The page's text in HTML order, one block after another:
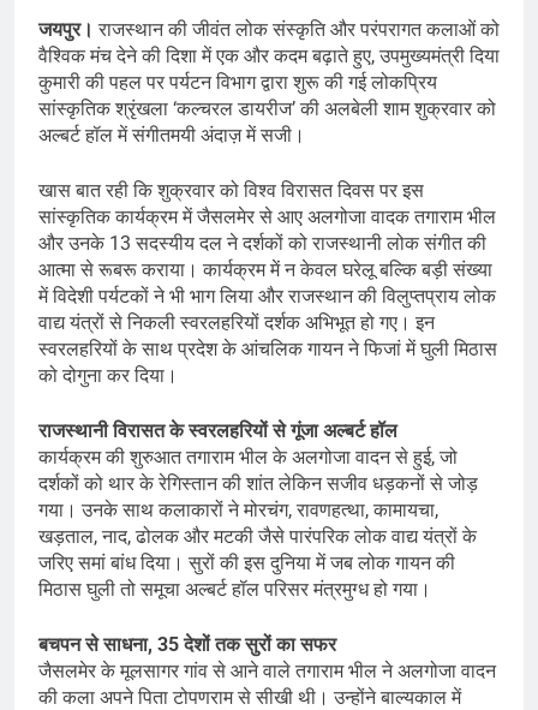
जयपुर।राजस्थान की जीवंत लोक संस्कृति और परंपरागत कलाओं को
वैश्विक मंच देने की दिशा में एक और कदम बढ़ाते हुए, उपमुख्यमंत्री दिया
कुमारी की पहल पर पर्यटन विभाग द्वारा शुरू की गई लोकप्रिय
सांस्कृतिक श्रृंखला ‘कल्चरल डायरीज’ की अलबेली शाम शुक्रवार को
अल्बर्ट हॉल में संगीतमयी अंदाज़ में सजी।
खास बात रही कि शुक्रवार को विश्व विरासत दिवस पर इस
सांस्कृतिक कार्यक्रम में जैसलमेर से आए अलगोजा वादक तगाराम भील
और उनके 13 सदस्यीय दल ने दर्शकों को राजस्थानी लोक संगीत की
आत्मा से रूबरू कराया। कार्यक्रम में न केवल घरेलू बल्कि बड़ी संख्या
में विदेशी पर्यटकों ने भी भाग लिया और राजस्थान की विलुप्तप्राय लोक
वाद्य यंत्रों से निकली स्वरलहरियों दर्शक अभिभूत हो गए। इन
स्वरलहरियों के साथ प्रदेश के आंचलिक गायन ने फिजां में घुली मिठास
को दोगुना कर दिया।
राजस्थानी विरासत के स्वरलहरियों से गूंजा अल्बर्ट हॉल
कार्यक्रम की शुरुआत तगाराम भील के अलगोजा वादन से हुई, जो
दर्शकों को थार के रेगिस्तान की शांत लेकिन सजीव धड़कनों से जोड़
गया। उनके साथ कलाकारों ने मोरचंग, रावणहत्था, कामायचा,
खड़ताल, नाद, ढोलक और मटकी जैसे पारंपरिक लोक वाद्य यंत्रों के
जरिए समां बांध दिया। सुरों की इस दुनिया में जब लोक गायन की
मिठास घुली तो समूचा अल्बर्ट हॉल परिसर मंत्रमुग्ध हो गया।
बचपन से साधना, 35 देशों तक सुरों का सफर
जैसलमेर के मूलसागर गांव से आने वाले तगाराम भील ने अलगोजा वादन
की कला अपने पिता टोपणराम से सीखी थी। उन्होंने बाल्यकाल में